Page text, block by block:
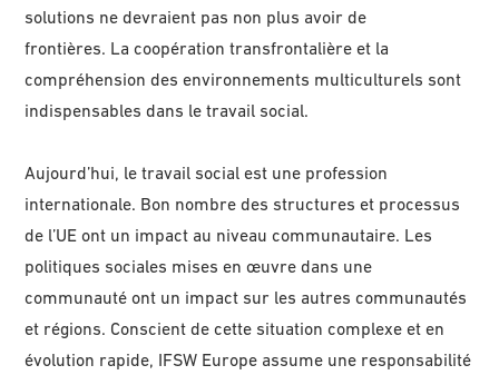
solutions ne devraient pas non plus avoir de
frontières. La coopération transfrontalière et la
compréhension des environnements multiculturels sont
indispensables dans le travail social.
Aujourd’hui, le travail social est une profession
internationale. Bon nombre des structures et processus
de l’UE ont un impact au niveau communautaire. Les
politiques sociales mises en œuvre dans une
communauté ont un impact sur les autres communautés
et régions. Conscient de cette situation complexe et en
évolution rapide, IFSW Europe assume une responsabilité